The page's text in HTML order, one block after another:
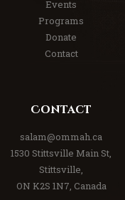
Events
Programs
Donate
Contact
Contact
salam@ommah.ca
1530 Stittsville Main St,
Stittsville,
ON K2S 1N7, Canada